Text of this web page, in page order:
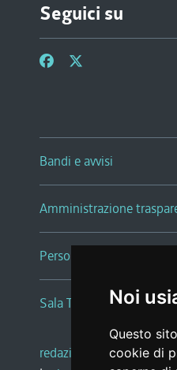
Noi
Questo
cookie di
Seguici su
Bandi e avvisi
Amministrazione
Persone e Uffici
Sala Tiziano Tessitori
redazione web |note